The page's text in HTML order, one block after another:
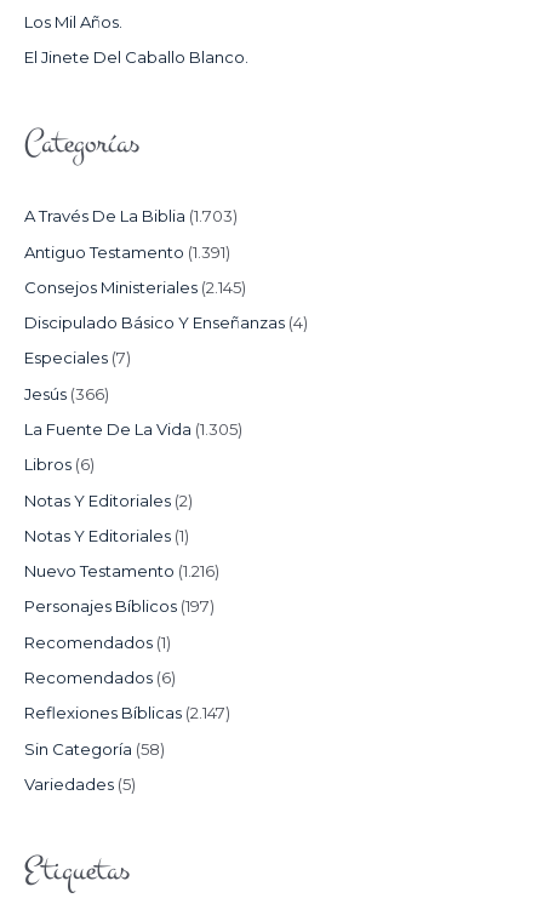
:Los Mil Años.
El Jinete Del Caballo Blanco.
Categorías
A Través De La Biblia (1.703)
Antiguo Testamento (1.391)
Consejos Ministeriales (2.145)
Discipulado Básico Y Enseñanzas (4)
Especiales (7)
Jesús (366)
La Fuente De La Vida (1.305)
Libros (6)
Notas Y Editoriales (2)
Notas Y Editoriales (1)
Nuevo Testamento (1.216)
Personajes Bíblicos (197)
Recomendados (1)
Recomendados (6)
Reflexiones Bíblicas (2.147)
Sin Categoría (58)
Variedades (5)
Etiquetas